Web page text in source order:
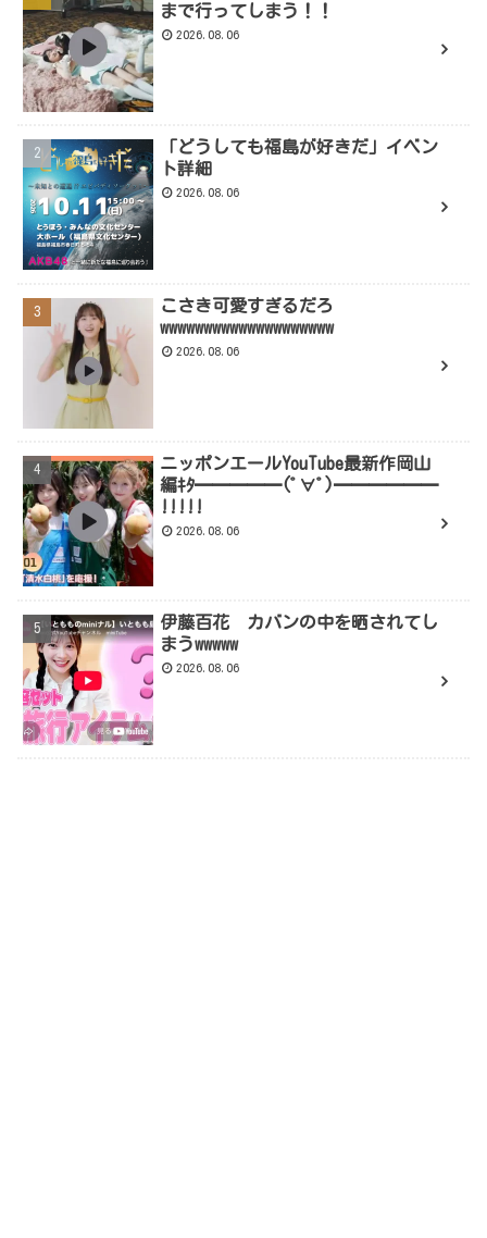
まで行ってしまう！！
2026.08.06
「どうしても福島が好きだ」イベン
ト詳細
2026.08.06
こさき可愛すぎるだろ
wwwwwwwwwwwwwwwwwwww
2026.08.06
ニッポンエールYouTube最新作岡山
編ｷﾀ━━━━━(ﾟ∀ﾟ)━━━━━━
!!!!!
2026.08.06
伊藤百花 カバンの中を晒されてし
まうwwwww
2026.08.06